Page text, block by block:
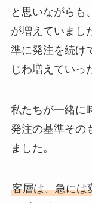
と思いながらも
が増えていまし
準に発注を続け
じわ増えていっ
私たちが一緒に
発注の基準その
ました。
客層は、急には